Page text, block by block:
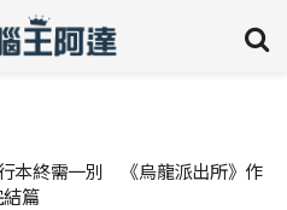
本終需一別 《烏龍派出所》作
篇